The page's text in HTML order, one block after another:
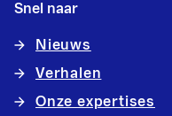
Snel naar
Nieuws
Verhalen
Onze expertises